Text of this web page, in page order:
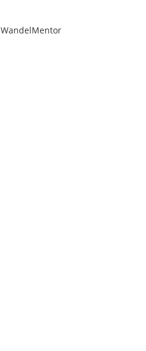
WandelMentor